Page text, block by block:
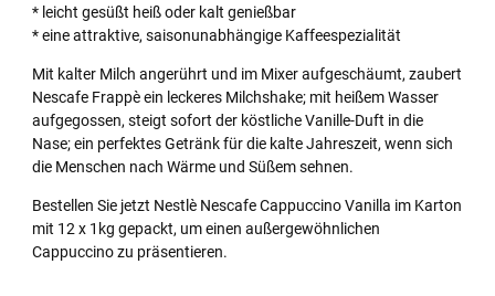
* leicht gesüßt heiß oder kalt genießbar
* eine attraktive, saisonunabhängige Kaffeespezialität
Mit kalter Milch angerührt und im Mixer aufgeschäumt, zaubert
Nescafe Frappè ein leckeres Milchshake; mit heißem Wasser
aufgegossen, steigt sofort der köstliche Vanille-Duft in die
Nase; ein perfektes Getränk für die kalte Jahreszeit, wenn sich
die Menschen nach Wärme und Süßem sehnen.
Bestellen Sie jetzt Nestlè Nescafe Cappuccino Vanilla im Karton
mit 12 x 1kg gepackt, um einen außergewöhnlichen
Cappuccino zu präsentieren.